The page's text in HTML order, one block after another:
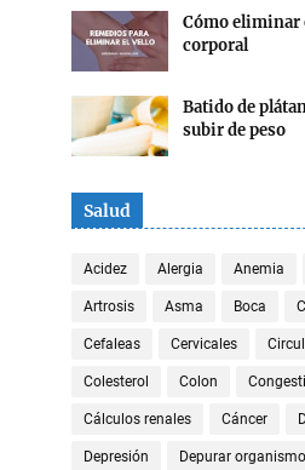
Cómo eliminar
corporal
Batido de
subir de peso
Salud
Acidez Alergia Anemia
Artrosis Asma Boca
Cefaleas Cervicales
Colesterol Colon
Cálculos renales Cáncer
Depresión Depurar organismo